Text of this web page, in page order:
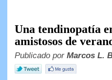
Una tendinopatía
amistosos de
Publicado por Marcos L.